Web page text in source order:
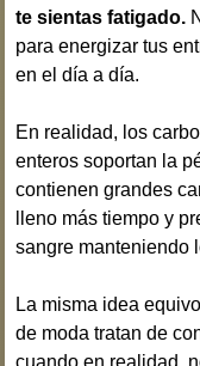
te sientas fatigado.
para energizar tus
en el día a día.
En realidad, los
enteros soportan la
contienen grandes
lleno más tiempo y
sangre manteniendo
La misma idea
de moda tratan de
cuando en realidad,